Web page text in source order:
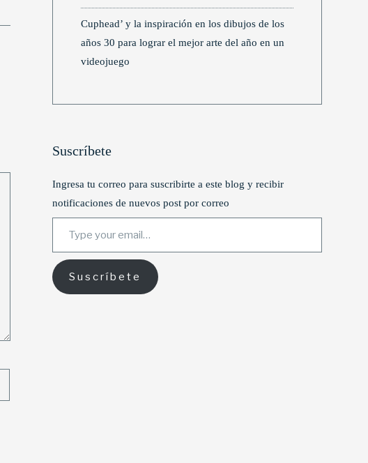
Cuphead’ y la inspiración en los dibujos de los
años 30 para lograr el mejor arte del año en un
videojuego
Suscríbete
Ingresa tu correo para suscribirte a este blog y recibir
notificaciones de nuevos post por correo
Type your email…
Suscríbete